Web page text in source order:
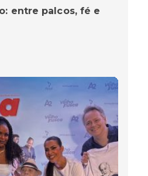
entre palcos, fé e